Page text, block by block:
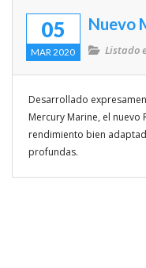
05
MAR 2020
Nuevo
Listado
Desarrollado
Mercury Marine, el nuevo
rendimiento bien
profundas.